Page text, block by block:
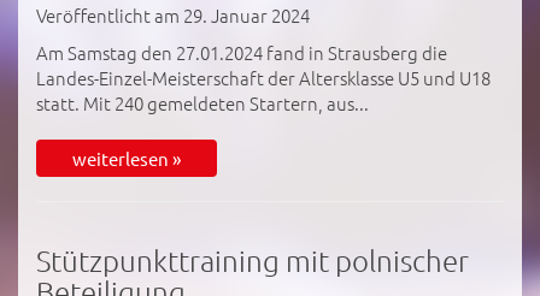
Veröffentlicht am 29. Januar 2024
Am Samstag den 27.01.2024 fand in Strausberg die
Landes-Einzel-Meisterschaft der Altersklasse U5 und U18
statt. Mit 240 gemeldeten Startern, aus...
weiterlesen »
Stützpunkttraining mit polnischer